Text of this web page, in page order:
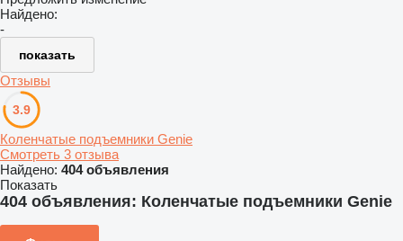
Найдено:
-
показать
Отзывы
3.9
Коленчатые подъемники Genie
Смотреть 3 отзыва
Найдено: 404 объявления
Показать
404 объявления: Коленчатые подъемники Genie